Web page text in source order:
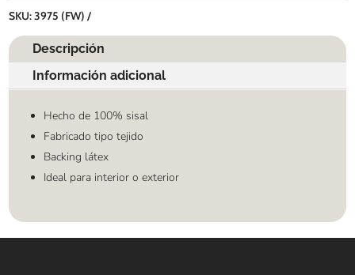
SKU:3975 (FW)
Descripción
Información adicional
Hecho de 100% sisal
Fabricado tipo tejido
Backing látex
Ideal para interior o exterior